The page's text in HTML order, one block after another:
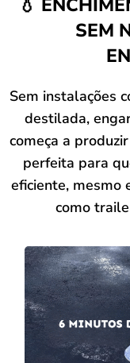
💧
SEM
Sem instalações
destilada,
começa a
perfeita para
eficiente, mesmo
como